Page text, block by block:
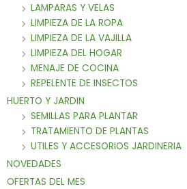
LAMPARAS Y VELAS
LIMPIEZA DE LA ROPA
LIMPIEZA DE LA VAJILLA
LIMPIEZA DEL HOGAR
MENAJE DE COCINA
REPELENTE DE INSECTOS
HUERTO Y JARDIN
SEMILLAS PARA PLANTAR
TRATAMIENTO DE PLANTAS
UTILES Y ACCESORIOS JARDINERIA
NOVEDADES
OFERTAS DEL MES